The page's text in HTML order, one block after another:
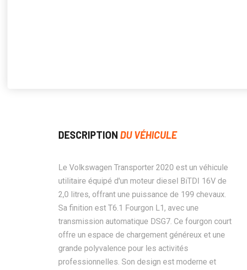
DESCRIPTION DU VÉHICULE
Le Volkswagen Transporter 2020 est un véhicule
utilitaire équipé d'un moteur diesel BiTDI 16V de
2,0 litres, offrant une puissance de 199 chevaux.
Sa finition est T6.1 Fourgon L1, avec une
transmission automatique DSG7. Ce fourgon court
offre un espace de chargement généreux et une
grande polyvalence pour les activités
professionnelles. Son design est moderne et